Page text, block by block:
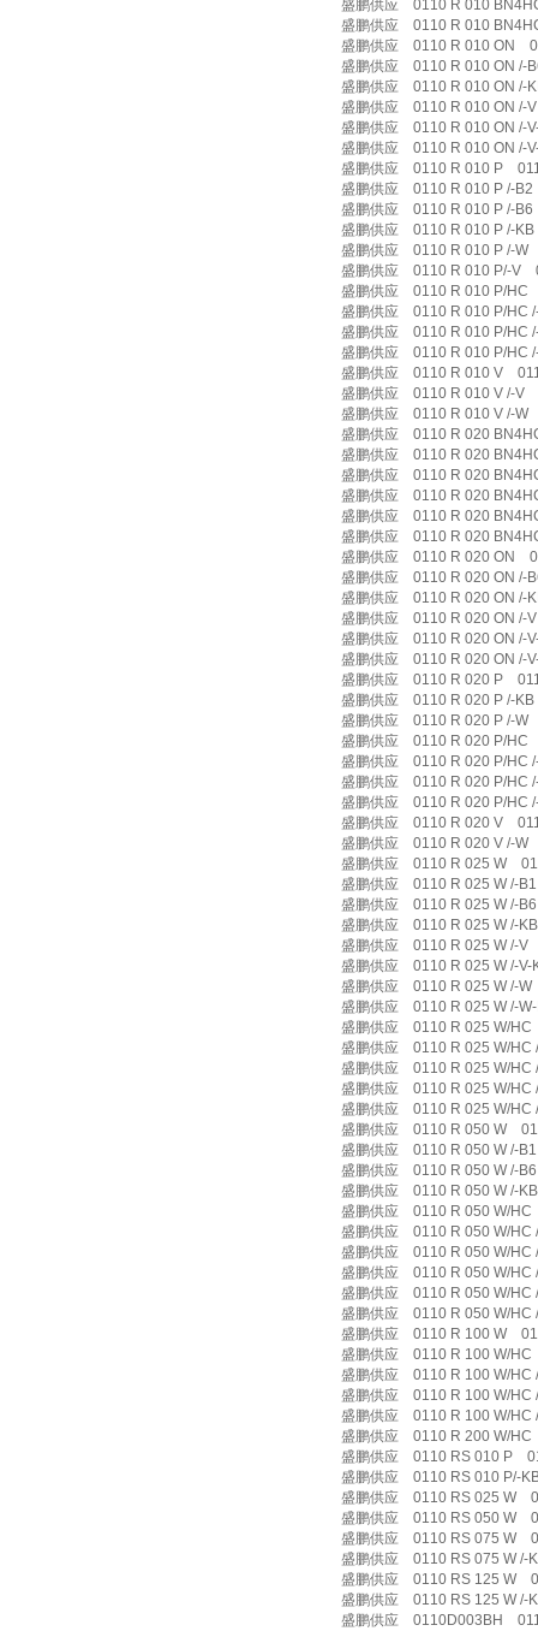
盛鹏供应 0110 R 010
盛鹏供应 0110 R 010
盛鹏供应 0110 R 010 ON
盛鹏供应 0110 R 010 ON /-
盛鹏供应 0110 R 010 ON /-
盛鹏供应 0110 R 010 ON /-
盛鹏供应 0110 R 010 ON /-
盛鹏供应 0110 R 010 ON /-
盛鹏供应 0110 R 010 P
盛鹏供应 0110 R 010 P /-
盛鹏供应 0110 R 010 P /-
盛鹏供应 0110 R 010 P /-
盛鹏供应 0110 R 010 P /-W
盛鹏供应 0110 R 010 P/-V
盛鹏供应 0110 R 010 P/HC
盛鹏供应 0110 R 010 P/HC
盛鹏供应 0110 R 010 P/HC
盛鹏供应 0110 R 010 P/HC
盛鹏供应 0110 R 010 V
盛鹏供应 0110 R 010 V /-V
盛鹏供应 0110 R 010 V /-W
盛鹏供应 0110 R 020
盛鹏供应 0110 R 020
盛鹏供应 0110 R 020
盛鹏供应 0110 R 020
盛鹏供应 0110 R 020
盛鹏供应 0110 R 020
盛鹏供应 0110 R 020 ON
盛鹏供应 0110 R 020 ON /-
盛鹏供应 0110 R 020 ON /-
盛鹏供应 0110 R 020 ON /-
盛鹏供应 0110 R 020 ON /-
盛鹏供应 0110 R 020 ON /-
盛鹏供应 0110 R 020 P
盛鹏供应 0110 R 020 P /-
盛鹏供应 0110 R 020 P /-W
盛鹏供应 0110 R 020 P/HC
盛鹏供应 0110 R 020 P/HC
盛鹏供应 0110 R 020 P/HC
盛鹏供应 0110 R 020 P/HC
盛鹏供应 0110 R 020 V
盛鹏供应 0110 R 020 V /-W
盛鹏供应 0110 R 025 W
盛鹏供应 0110 R 025 W /-
盛鹏供应 0110 R 025 W /-
盛鹏供应 0110 R 025 W /-
盛鹏供应 0110 R 025 W /-V
盛鹏供应 0110 R 025 W /-
盛鹏供应 0110 R 025 W /-
盛鹏供应 0110 R 025 W /-
盛鹏供应 0110 R 025 W/
盛鹏供应 0110 R 025 W/HC
盛鹏供应 0110 R 025 W/HC
盛鹏供应 0110 R 025 W/HC
盛鹏供应 0110 R 025 W/HC
盛鹏供应 0110 R 050 W
盛鹏供应 0110 R 050 W /-
盛鹏供应 0110 R 050 W /-
盛鹏供应 0110 R 050 W /-
盛鹏供应 0110 R 050 W/
盛鹏供应 0110 R 050 W/HC
盛鹏供应 0110 R 050 W/HC
盛鹏供应 0110 R 050 W/HC
盛鹏供应 0110 R 050 W/HC
盛鹏供应 0110 R 050 W/HC
盛鹏供应 0110 R 100 W
盛鹏供应 0110 R 100 W/
盛鹏供应 0110 R 100 W/HC
盛鹏供应 0110 R 100 W/HC
盛鹏供应 0110 R 100 W/HC
盛鹏供应 0110 R 200 W/
盛鹏供应 0110 RS 010 P
盛鹏供应 0110 RS 010 P/-
盛鹏供应 0110 RS 025 W
盛鹏供应 0110 RS 050 W
盛鹏供应 0110 RS 075 W
盛鹏供应 0110 RS 075 W /-
盛鹏供应 0110 RS 125 W
盛鹏供应 0110 RS 125 W /-
盛鹏供应 0110D003BH